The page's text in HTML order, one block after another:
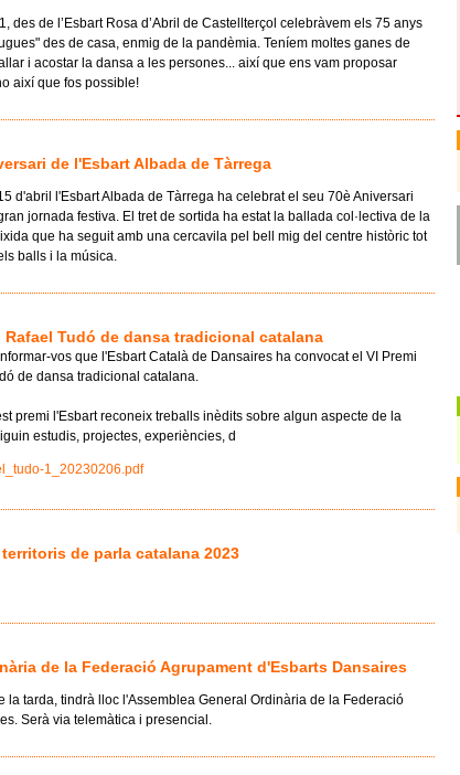
des de l’Esbart Rosa d’Abril de Castellterçol celebràvem els 75 anys
des de casa, enmig de la pandèmia. Teníem moltes ganes de
i acostar la dansa a les persones... així que ens vam proposar
així que fos possible!
de l'Esbart Albada de Tàrrega
d'abril l'Esbart Albada de Tàrrega ha celebrat el seu 70è Aniversari
jornada festiva. El tret de sortida ha estat la ballada col·lectiva de la
que ha seguit amb una cercavila pel bell mig del centre històric tot
balls i la música.
Rafael Tudó de dansa tradicional catalana
vos que l'Esbart Català de Dansaires ha convocat el VI Premi
de dansa tradicional catalana.
premi l'Esbart reconeix treballs inèdits sobre algun aspecte de la
estudis, projectes, experiències, d
1_20230206.pdf
de parla catalana 2023
de la Federació Agrupament d'Esbarts Dansaires
la tarda, tindrà lloc l'Assemblea General Ordinària de la Federació
Serà via telemàtica i presencial.